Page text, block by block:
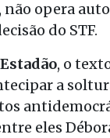
não opera
do STF.
Estadão, o
a
eles